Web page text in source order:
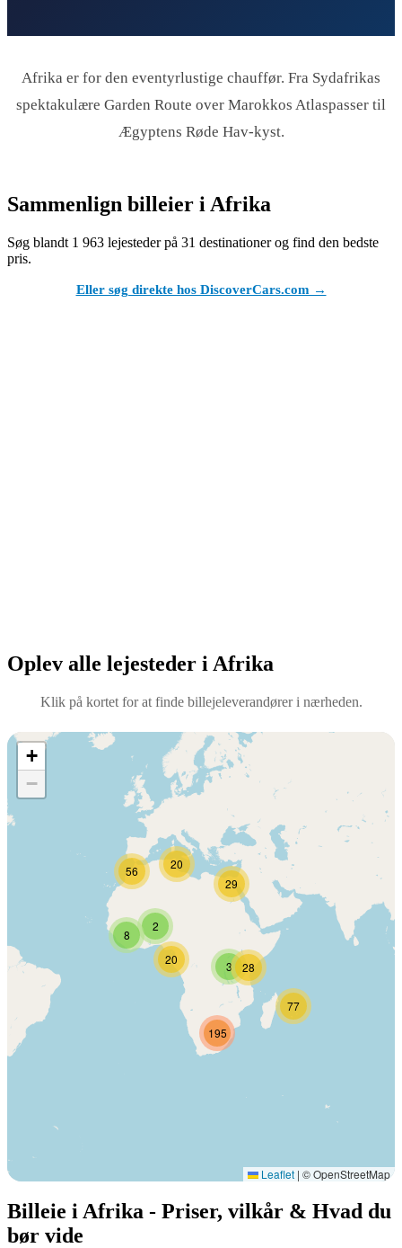
Afrika er for den eventyrlustige chauffør. Fra Sydafrikas
spektakulære Garden Route over Marokkos Atlaspasser til
Ægyptens Røde Hav-kyst.
Sammenlign billeier i Afrika
Søg blandt 1 963 lejesteder på 31 destinationer og find den bedste
pris.
Eller søg direkte hos DiscoverCars.com →
Oplev alle lejesteder i Afrika
Klik på kortet for at finde billejeleverandører i nærheden.
20
3
2
56
77
8
29
28
195
20
+
−
Leaflet | © OpenStreetMap
Billeie i Afrika - Priser, vilkår & Hvad du
bør vide